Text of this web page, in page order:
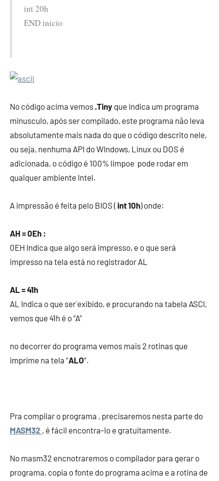
int 20h
END inicio
No código acima vemos .Tiny que indica um programa
minusculo, após ser compilado, este programa não leva
absolutamente mais nada do que o código descrito nele,
ou seja, nenhuma API do WIndows, Linux ou DOS é
adicionada, o código é 100% limpoe pode rodar em
qualquer ambiente Intel.
A impressão é feita pelo BIOS ( int 10h) onde:
AH = 0Eh :
0EH Indica que algo será impresso, e o que será
impresso na tela está no registrador AL
AL = 41h
AL Indica o que ser´exibido, e procurando na tabela ASCI,
vemos que 41h é o “A”
no decorrer do programa vemos mais 2 rotinas que
imprime na tela “ALO“.
Pra compilar o programa , precisaremos nesta parte do
MASM32 , é fácil encontra-lo e gratuitamente.
No masm32 encnotraremos o compilador para gerar o
programa, copia o fonte do programa acima e a rotina de